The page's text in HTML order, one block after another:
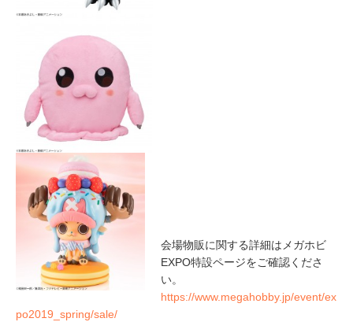
会場物販に関する詳細はメガホビ
EXPO特設ページをご確認くださ
い。
https://www.megahobby.jp/event/ex
po2019_spring/sale/